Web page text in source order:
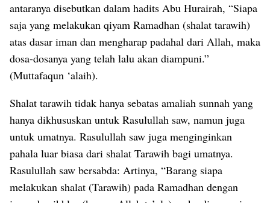
antaranya disebutkan dalam hadits Abu Hurairah, “Siapa
saja yang melakukan qiyam Ramadhan (shalat tarawih)
atas dasar iman dan mengharap padahal dari Allah, maka
dosa-dosanya yang telah lalu akan diampuni.”
(Muttafaqun ‘alaih).
Shalat tarawih tidak hanya sebatas amaliah sunnah yang
hanya dikhususkan untuk Rasulullah saw, namun juga
untuk umatnya. Rasulullah saw juga menginginkan
pahala luar biasa dari shalat Tarawih bagi umatnya.
Rasulullah saw bersabda: Artinya, “Barang siapa
melakukan shalat (Tarawih) pada Ramadhan dengan